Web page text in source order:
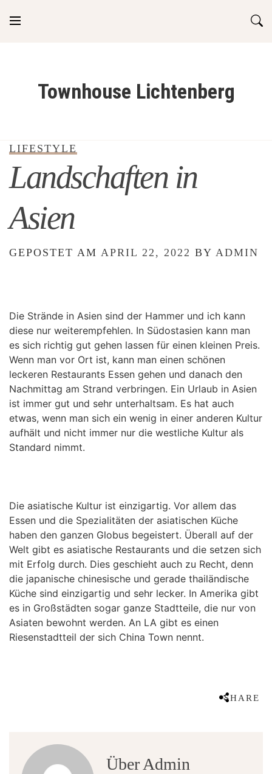
Townhouse Lichtenberg
LIFESTYLE
Landschaften in
Asien
GEPOSTET AM APRIL 22, 2022 BY ADMIN
Die Strände in Asien sind der Hammer und ich kann
diese nur weiterempfehlen. In Südostasien kann man
es sich richtig gut gehen lassen für einen kleinen Preis.
Wenn man vor Ort ist, kann man einen schönen
leckeren Restaurants Essen gehen und danach den
Nachmittag am Strand verbringen. Ein Urlaub in Asien
ist immer gut und sehr unterhaltsam. Es hat auch
etwas, wenn man sich ein wenig in einer anderen Kultur
aufhält und nicht immer nur die westliche Kultur als
Standard nimmt.
Die asiatische Kultur ist einzigartig. Vor allem das
Essen und die Spezialitäten der asiatischen Küche
haben den ganzen Globus begeistert. Überall auf der
Welt gibt es asiatische Restaurants und die setzen sich
mit Erfolg durch. Dies geschieht auch zu Recht, denn
die japanische chinesische und gerade thailändische
Küche sind einzigartig und sehr lecker. In Amerika gibt
es in Großstädten sogar ganze Stadtteile, die nur von
Asiaten bewohnt werden. An LA gibt es einen
Riesenstadtteil der sich China Town nennt.
SHARE
Über Admin